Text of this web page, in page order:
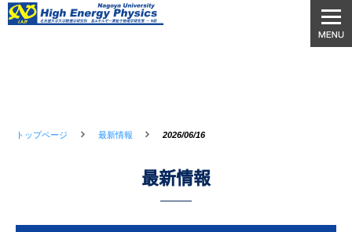
トップページ 最新情報 2026/06/16
最新情報